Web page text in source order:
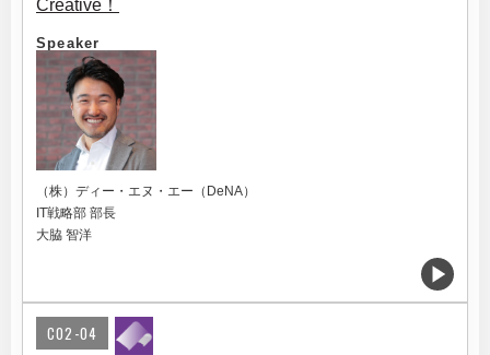
Creative！
Speaker
（株）ディー・エヌ・エー（DeNA）
IT戦略部 部長
大脇 智洋
C02-04